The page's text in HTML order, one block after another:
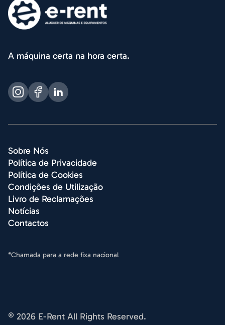
A máquina certa na hora certa.
Sobre Nós
Política de Privacidade
Política de Cookies
Condições de Utilização
Livro de Reclamações
Notícias
Contactos
*Chamada para a rede fixa nacional
© 2026 E-Rent All Rights Reserved.